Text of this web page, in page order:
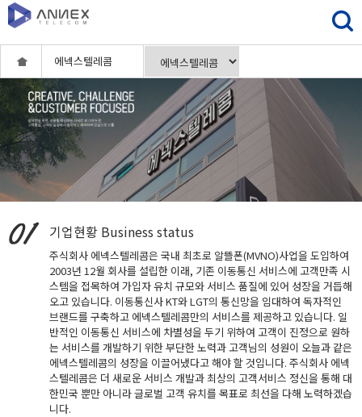
에넥스텔레콤
기업현황 Business status
주식회사 에넥스텔레콤은 국내 최초로 알뜰폰(MVNO)사업을 도입하여
2003년 12월 회사를 설립한 이래, 기존 이동통신 서비스에 고객만족 시
스템을 접목하여 가입자 유치 규모와 서비스 품질에 있어 성장을 거듭해
오고 있습니다. 이동통신사 KT와 LGT의 통신망을 임대하여 독자적인
브랜드를 구축하고 에넥스텔레콤만의 서비스를 제공하고 있습니다. 일
반적인 이동통신 서비스에 차별성을 두기 위하여 고객이 진정으로 원하
는 서비스를 개발하기 위한 부단한 노력과 고객님의 성원이 오늘과 같은
에넥스텔레콤의 성장을 이끌어냈다고 해야 할 것입니다. 주식회사 에넥
스텔레콤은 더 새로운 서비스 개발과 최상의 고객서비스 정신을 통해 대
한민국 뿐만 아니라 글로벌 고객 유치를 목표로 최선을 다해 노력하겠습
니다.